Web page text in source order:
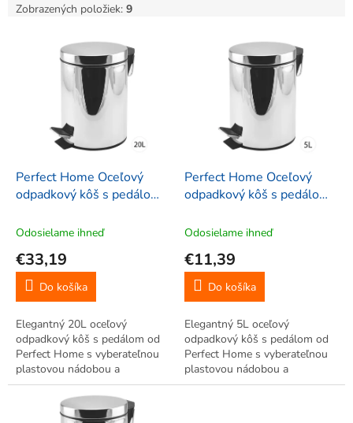
Zobrazených položiek: 9
Perfect Home Oceľový
odpadkový kôš s pedálom
Odosielame ihneď
€33,19
Do košíka
Elegantný 20L oceľový
odpadkový kôš s pedálom od
Perfect Home s vyberateľnou
plastovou nádobou a
praktickým uchom. Hygienické
bezdotykové otváranie,
protišmykový pedál.
Perfect Home Oceľový
odpadkový kôš s pedálom
Odosielame ihneď
€11,39
Do košíka
Elegantný 5L oceľový
odpadkový kôš s pedálom od
Perfect Home s vyberateľnou
plastovou nádobou a
praktickým uchom. Hygienické